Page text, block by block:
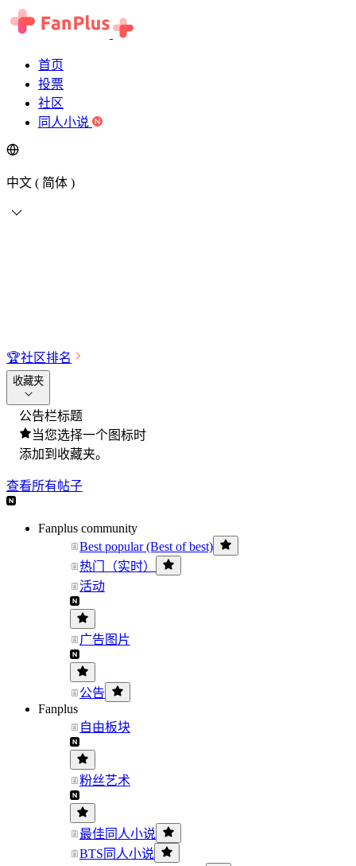
首页
投票
社区
同人小说
中文 ( 简体 )
🏆社区排名
收藏夹
公告栏标题
当您选择一个图标时
添加到收藏夹。
查看所有帖子
Fanplus community
Best popular (Best of best)
热门（实时）
活动
广告图片
公告
Fanplus
自由板块
粉丝艺术
最佳同人小说
BTS同人小说